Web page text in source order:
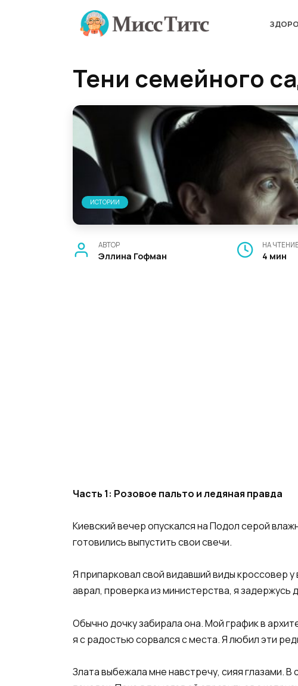
Тени семейного
ИСТОРИИ
АВТОР
Эллина Гофман
НА
4 мин
Часть 1: Розовое пальто и ледяная правда
Киевский вечер опускался на Подол серой
готовились выпустить свои свечи.
Я припарковал свой видавший виды кроссовер
аврал, проверка из министерства, я задержусь
Обычно дочку забирала она. Мой график в
я с радостью сорвался с места. Я любил эти
Злата выбежала мне навстречу, сияя глазами.